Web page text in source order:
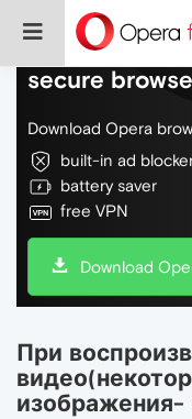
Do more on
secure
Download Opera
built-in ad
battery saver
free VPN
Download
При
изображения-